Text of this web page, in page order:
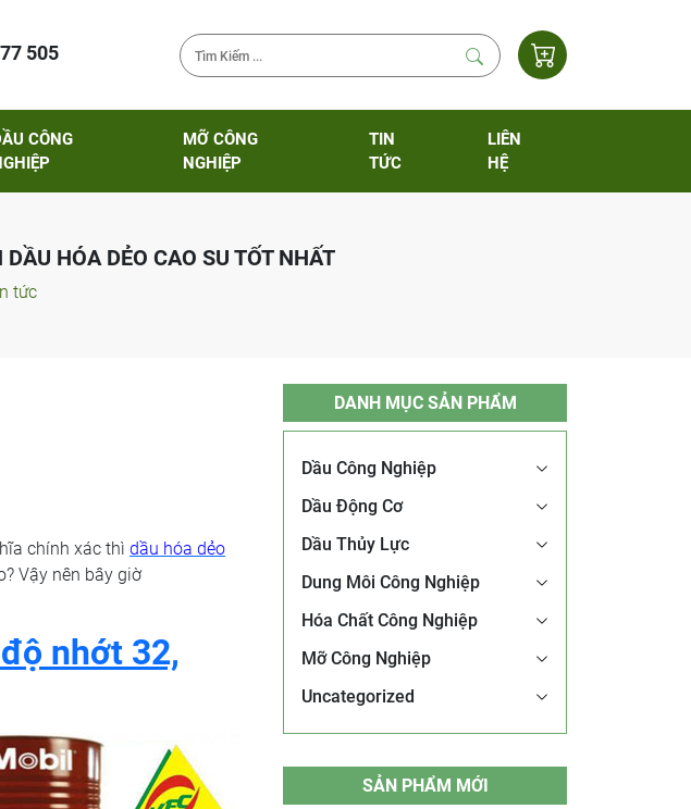
505
CÔNG
MỠ CÔNG
NGHIỆP
TIN
TỨC
LIÊN
HỆ
HÓA DẺO CAO SU TỐT NHẤT
tức
chính xác thì dầu hóa dẻo
Vậy nên bây giờ
nhớt 32,
DANH MỤC SẢN PHẨM
Dầu Công Nghiệp
Dầu Động Cơ
Dầu Thủy Lực
Dung Môi Công Nghiệp
Hóa Chất Công Nghiệp
Mỡ Công Nghiệp
Uncategorized
SẢN PHẨM MỚI